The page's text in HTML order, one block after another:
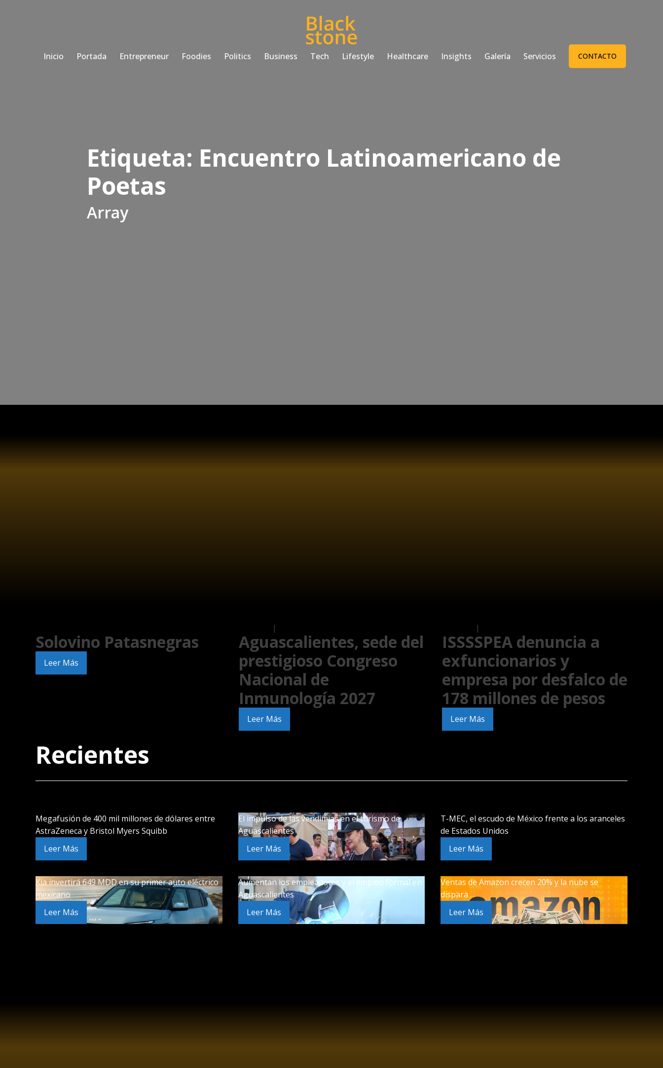
Inicio Portada Entrepreneur Foodies Politics Business Tech Lifestyle Healthcare Insights Galería Servicios CONTACTO
Etiqueta: Encuentro Latinoamericano de
Poetas
Array
Solovino Patasnegras
Leer Más
|
Aguascalientes, sede del
prestigioso Congreso
Nacional de
Inmunología 2027
Leer Más
|
ISSSSPEA denuncia a
exfuncionarios y
empresa por desfalco de
178 millones de pesos
Leer Más
Recientes
Megafusión de 400 mil millones de dólares entre
AstraZeneca y Bristol Myers Squibb
Leer Más
El impulso de las vendimias en el turismo de
Aguascalientes
Leer Más
T-MEC, el escudo de México frente a los aranceles
de Estados Unidos
Leer Más
Kia invertirá 649 MDD en su primer auto eléctrico
mexicano
Leer Más
Aumentan los empleadores y el empleo formal en
Aguascalientes
Leer Más
Ventas de Amazon crecen 20% y la nube se
dispara
Leer Más